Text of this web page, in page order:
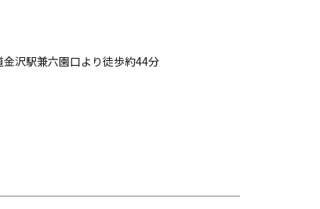
沢駅兼六園口より徒歩約44分